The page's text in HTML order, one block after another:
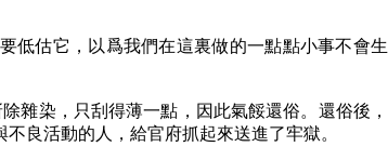
低估它，以爲我們在這裏做的一點點小事不會生
雜染，只刮得薄一點，因此氣餒還俗。還俗後，
良活動的人，給官府抓起來送進了牢獄。